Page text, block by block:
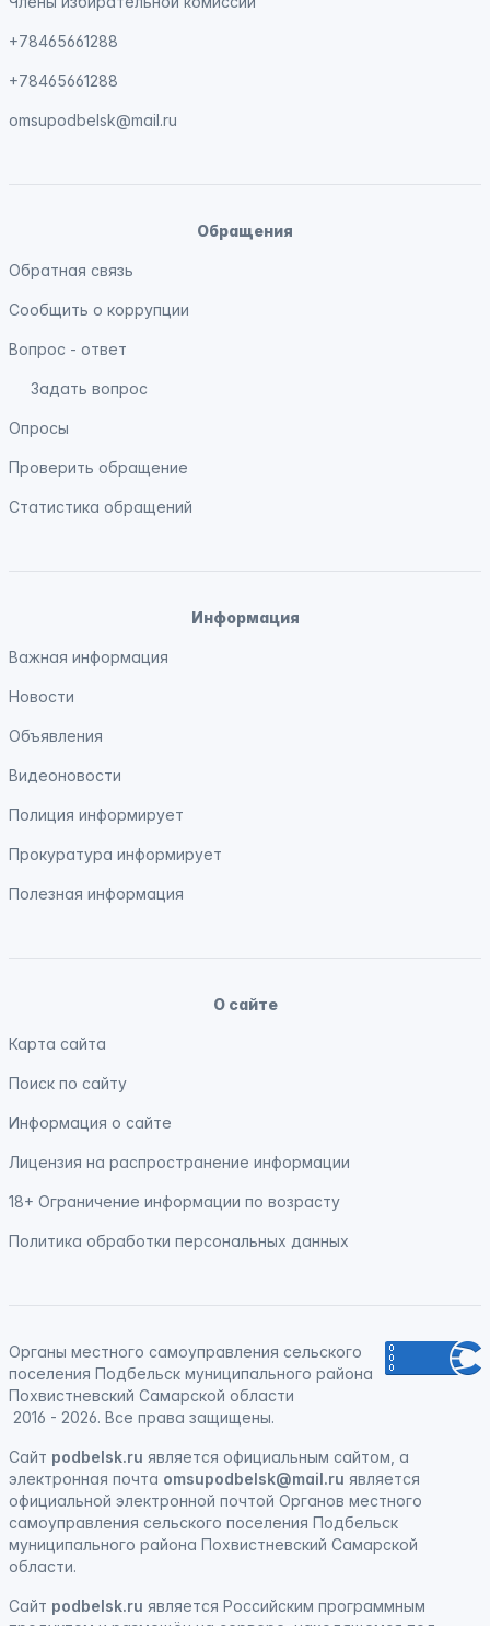
+78465661288
+78465661288
omsupodbelsk@mail.ru
Обращения
Обратная связь
Сообщить о коррупции
Вопрос - ответ
Задать вопрос
Опросы
Проверить обращение
Статистика обращений
Информация
Важная информация
Новости
Объявления
Видеоновости
Полиция информирует
Прокуратура информирует
Полезная информация
О сайте
Карта сайта
Поиск по сайту
Информация о сайте
Лицензия на распространение информации
18+ Ограничение информации по возрасту
Политика обработки персональных данных
Органы местного самоуправления сельского
поселения Подбельск муниципального района
Похвистневский Самарской области
2016 - 2026. Все права защищены.
Сайт podbelsk.ru является официальным сайтом, а
электронная почта omsupodbelsk@mail.ru является
официальной электронной почтой Органов местного
самоуправления сельского поселения Подбельск
муниципального района Похвистневский Самарской
области.
Сайт podbelsk.ru является Российским программным